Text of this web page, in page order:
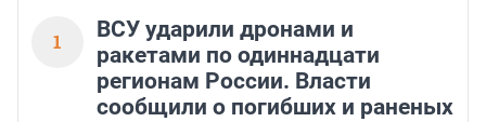
1
ВСУ ударили дронами и
ракетами по одиннадцати
регионам России. Власти
сообщили о погибших и раненых